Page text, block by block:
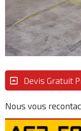
Devis Gratuit
Nous vous